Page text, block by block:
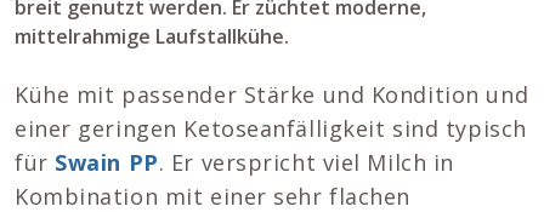
breit genutzt werden. Er züchtet moderne,
mittelrahmige Laufstallkühe.
Kühe mit passender Stärke und Kondition und
einer geringen Ketoseanfälligkeit sind typisch
für Swain PP. Er verspricht viel Milch in
Kombination mit einer sehr flachen